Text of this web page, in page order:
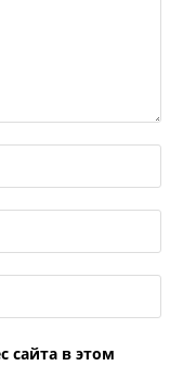
сайта в этом